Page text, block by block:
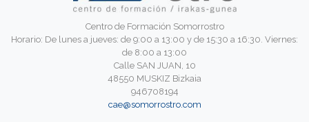
Centro de Formación Somorrostro
Horario: De lunes a jueves: de 9:00 a 13:00 y de 15:30 a 16:30. Viernes:
de 8:00 a 13:00
Calle SAN JUAN, 10
48550 MUSKIZ Bizkaia
946708194
cae@somorrostro.com